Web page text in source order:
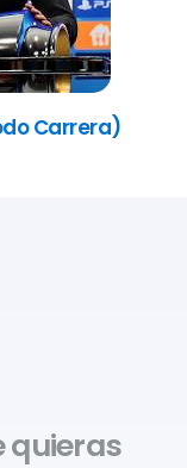
Carrera)
quieras